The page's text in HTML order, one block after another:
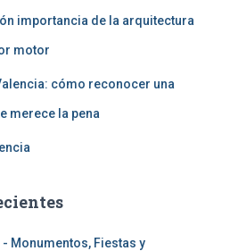
importancia de la arquitectura
motor
cómo reconocer una
merece la pena
- Monumentos, Fiestas y